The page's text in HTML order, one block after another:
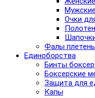
Очки
Фалы
Единоборства
Бинты
Боксерские
Защита для
Капы